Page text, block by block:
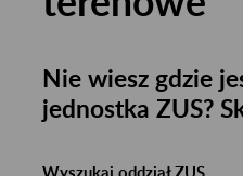
Nie wiesz gdzie
jednostka ZUS?
Wyszukaj oddział ZUS